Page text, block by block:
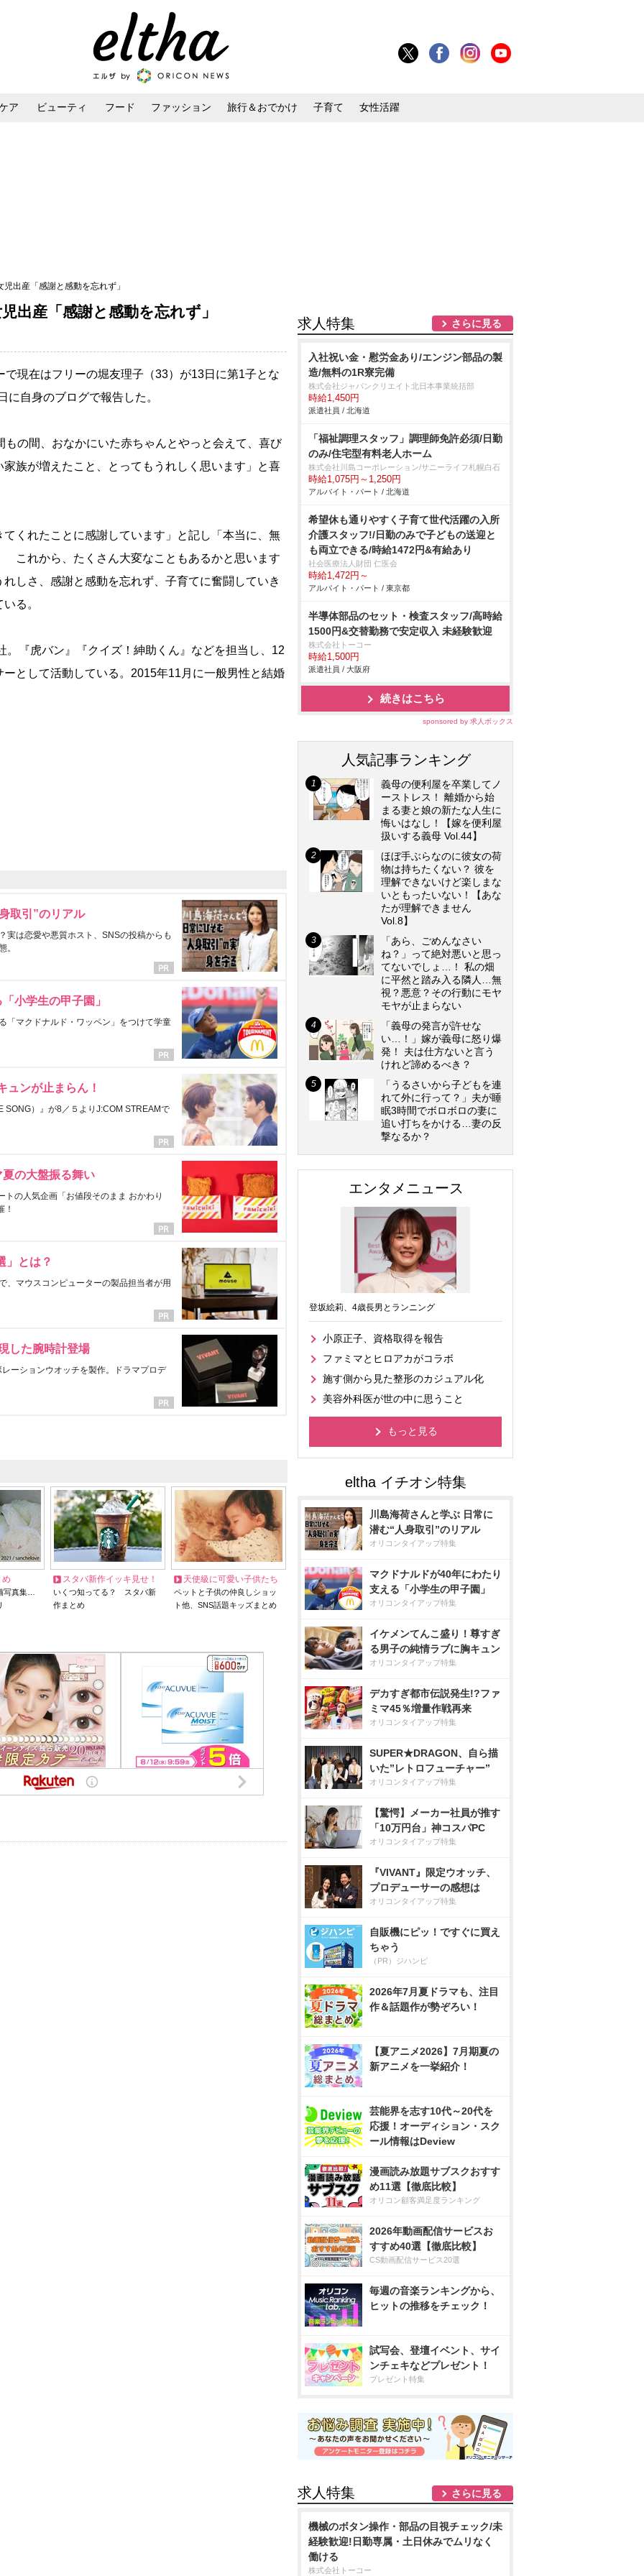
ア ビューティ フード ファッション 旅行＆おでかけ 子育て 女性活躍
出産「感謝と感動を忘れず」
出産「感謝と感動を忘れず」
現在はフリーの堀友理子（33）が13日に第1子とな
自身のブログで報告した。
の間、おなかにいた赤ちゃんとやっと会えて、喜び
族が増えたこと、とってもうれしく思います」と喜
くれたことに感謝しています」と記し「本当に、無
これから、たくさん大変なこともあるかと思います
しさ、感謝と感動を忘れず、子育てに奮闘していき
る。
『虎バン』『クイズ！紳助くん』などを担当し、12
として活動している。2015年11月に一般男性と結婚
取引”のリアル
実は恋愛や悪質ホスト、SNSの投稿からも
。
小学生の甲子園」
「マクドナルド・ワッペン」をつけて学童
ュンが止まらん！
SONG）』が8／５よりJ:COM STREAMで
の大盤振る舞い
の人気企画「お値段そのまま おかわり
！
」とは？
、マウスコンピューターの製品担当者が用
した腕時計登場
ーションウオッチを製作。ドラマプロデ
め
写真集…
スタバ新作イッキ見せ！
いくつ知ってる？ スタバ新
作まとめ
天使級に可愛い子供たち
ペットと子供の仲良しショッ
ト他、SNS話題キッズまとめ
求人特集 さらに見る
入社祝い金・慰労金あり/エンジン部品の製
造/無料の1R寮完備
株式会社ジャパンクリエイト北日本事業統括部
時給1,450円
派遣社員 / 北海道
「福祉調理スタッフ」調理師免許必須/日勤
のみ/住宅型有料老人ホーム
株式会社川島コーポレーション/サニーライフ札幌白石
時給1,075円～1,250円
アルバイト・パート / 北海道
希望休も通りやすく子育て世代活躍の入所
介護スタッフ!/日勤のみで子どもの送迎と
も両立できる/時給1472円&有給あり
社会医療法人財団 仁医会
時給1,472円～
アルバイト・パート / 東京都
半導体部品のセット・検査スタッフ/高時給
1500円&交替勤務で安定収入 未経験歓迎
株式会社トーコー
時給1,500円
派遣社員 / 大阪府
続きはこちら
sponsored by 求人ボックス
人気記事ランキング
義母の便利屋を卒業してノ
ーストレス！ 離婚から始
まる妻と娘の新たな人生に
悔いはなし！【嫁を便利屋
扱いする義母 Vol.44】
ほぼ手ぶらなのに彼女の荷
物は持ちたくない？ 彼を
理解できないけど楽しまな
いともったいない！【あな
たが理解できません
Vol.8】
「あら、ごめんなさい
ね？」って絶対悪いと思っ
てないでしょ…！ 私の畑
に平然と踏み入る隣人…無
視？悪意？その行動にモヤ
モヤが止まらない
「義母の発言が許せな
い…！」嫁が義母に怒り爆
発！ 夫は仕方ないと言う
けれど諦めるべき？
「うるさいから子どもを連
れて外に行って？」夫が睡
眠3時間でボロボロの妻に
追い打ちをかける…妻の反
撃なるか？
エンタメニュース
登坂絵莉、4歳長男とランニング
小原正子、資格取得を報告
ファミマとヒロアカがコラボ
施す側から見た整形のカジュアル化
美容外科医が世の中に思うこと
もっと見る
川島海荷さんと学ぶ 日常に
潜む“人身取引”のリアル
オリコンタイアップ特集
マクドナルドが40年にわたり
支える「小学生の甲子園」
オリコンタイアップ特集
イケメンてんこ盛り！尊すぎ
る男子の純情ラブに胸キュン
オリコンタイアップ特集
デカすぎ都市伝説発生!?ファ
ミマ45％増量作戦再来
オリコンタイアップ特集
SUPER★DRAGON、自ら描
いた”レトロフューチャー”
オリコンタイアップ特集
【驚愕】メーカー社員が推す
「10万円台」神コスパPC
オリコンタイアップ特集
『VIVANT』限定ウオッチ、
プロデューサーの感想は
オリコンタイアップ特集
自販機にピッ！ですぐに買え
ちゃう
（PR）ジハンピ
2026年7月夏ドラマも、注目
作＆話題作が勢ぞろい！
【夏アニメ2026】7月期夏の
新アニメを一挙紹介！
芸能界を志す10代～20代を
応援！オーディション・スク
ール情報はDeview
漫画読み放題サブスクおすす
め11選【徹底比較】
オリコン顧客満足度ランキング
2026年動画配信サービスお
すすめ40選【徹底比較】
CS動画配信サービス20選
毎週の音楽ランキングから、
ヒットの推移をチェック！
試写会、登壇イベント、サイ
ンチェキなどプレゼント！
プレゼント特集
求人特集 さらに見る
機械のボタン操作・部品の目視チェック/未
経験歓迎!日勤専属・土日休みでムリなく
働ける
株式会社トーコー